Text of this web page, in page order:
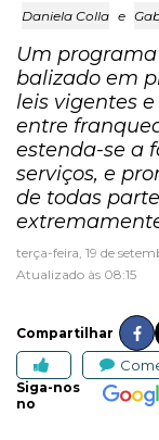
Daniela Colla e
Um
balizado em
leis vigentes
entre
estenda-se a
serviços, e
de todas
terça-feira, 19 de
Atualizado às 08:15
Compartilhar
Siga-nos
no